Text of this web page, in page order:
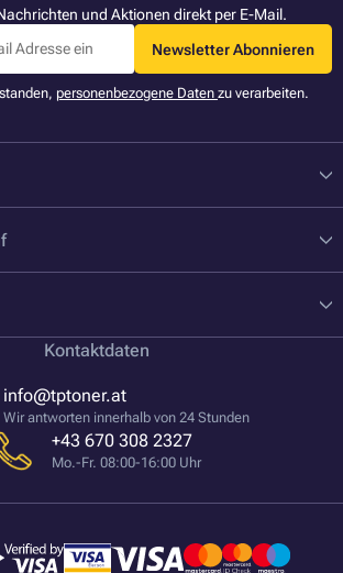
und Aktionen direkt per E-Mail.
Newsletter Abonnieren
personenbezogene Daten zu verarbeiten.
Kontaktdaten
info@tptoner.at
Wir antworten innerhalb von 24 Stunden
+43 670 308 2327
Mo.-Fr. 08:00-16:00 Uhr